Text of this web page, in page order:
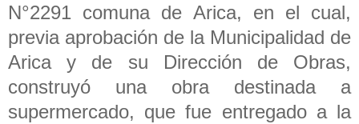
N°2291 comuna de Arica, en el cual,
previa aprobación de la Municipalidad de
Arica y de su Dirección de Obras,
construyó una obra destinada a
supermercado, que fue entregado a la